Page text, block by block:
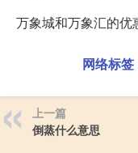
万象城和万象汇的优
网络标签
上一篇
倒蒸什么意思